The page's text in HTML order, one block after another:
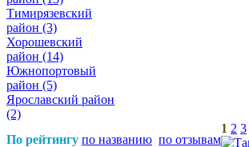
Тимирязевский
район (3)
Хорошевский
район (14)
Южнопортовый
район (5)
Ярославский район
(2)
По рейтингу по названию по отзывам
1 2 3